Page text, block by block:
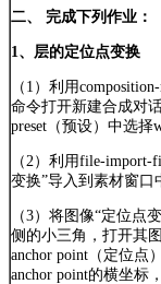
二、 完成下列作业：
1、层的定位点变换
（1）利用
命令打开新建合成对
preset（预设）中选择
（2）利用file-
变换”导入到素材窗口
（3）将图像“定位点
侧的小三角，打开其
anchor point（定位点
anchor point的横坐标